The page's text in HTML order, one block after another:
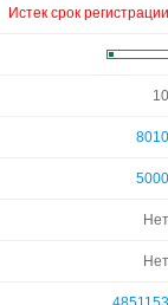
Истек срок регистрации
10
8010
5000
Нет
Нет